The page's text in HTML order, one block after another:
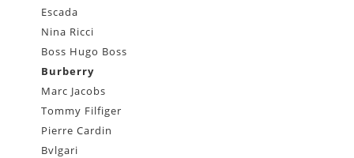
Escada
Nina Ricci
Boss Hugo Boss
Burberry
Marc Jacobs
Tommy Filfiger
Pierre Cardin
Bvlgari